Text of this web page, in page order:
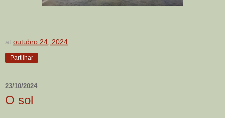
at outubro 24, 2024
Partilhar
23/10/2024
O sol